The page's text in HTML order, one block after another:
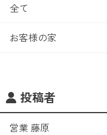
全て
お客様の家
投稿者
営業 藤原